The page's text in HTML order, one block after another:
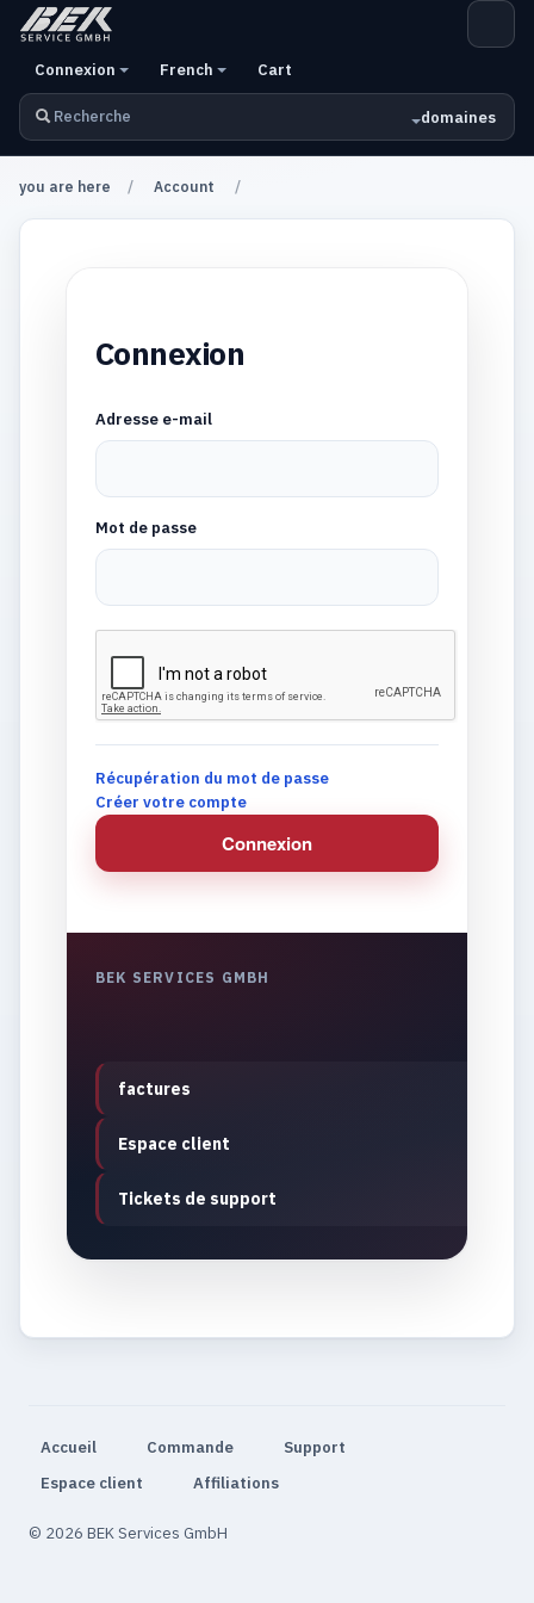
domaines
Connexion French Cart
you are here Account
BEK SERVICES GMBH
factures
Espace client
Tickets de support
Connexion
Adresse e-mail
Mot de passe
Récupération du mot de passe
Créer votre compte
Connexion
Accueil Commande
Support
Espace client
Affiliations
© 2026 BEK Services GmbH